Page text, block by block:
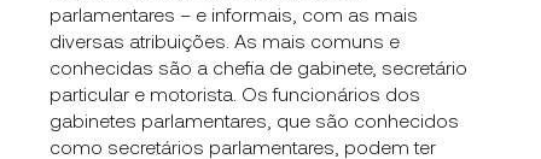
parlamentares – e informais, com as mais
diversas atribuições. As mais comuns e
conhecidas são a chefia de gabinete, secretário
particular e motorista. Os funcionários dos
gabinetes parlamentares, que são conhecidos
como secretários parlamentares, podem ter